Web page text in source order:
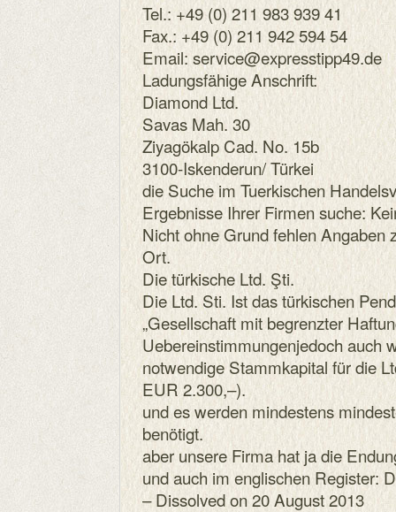
Tel.: +49 (0) 211 983 939 41
Fax.: +49 (0) 211 942 594 54
Email: service@expresstipp49.de
Ladungsfähige Anschrift:
Diamond Ltd.
Savas Mah. 30
Ziyagökalp Cad. No. 15b
3100-Iskenderun/ Türkei
die Suche im Tuerkischen
Ergebnisse Ihrer Firmen suche:
Nicht ohne Grund fehlen Angaben
Ort.
Die türkische Ltd. Şti.
Die Ltd. Sti. Ist das türkischen
„Gesellschaft mit begrenzter
Uebereinstimmungenjedoch auch
notwendige Stammkapital für die
EUR 2.300,–).
und es werden mindestens
benötigt.
aber unsere Firma hat ja die
und auch im englischen Register:
– Dissolved on 20 August 2013